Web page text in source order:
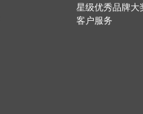
星级优秀品牌大
客户服务